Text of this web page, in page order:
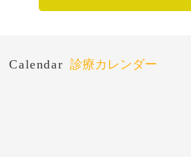
Calendar 診療カレンダー